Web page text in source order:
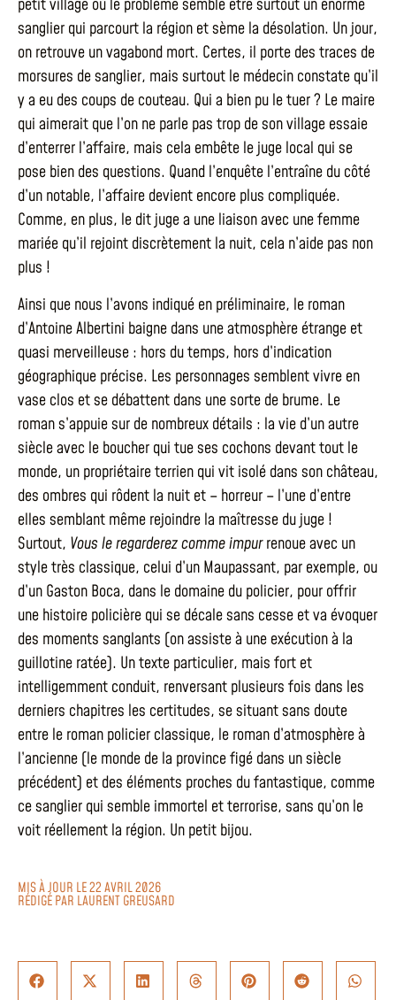
petit village où le problème semble être surtout un énorme
sanglier qui parcourt la région et sème la désolation. Un jour,
on retrouve un vagabond mort. Certes, il porte des traces de
morsures de sanglier, mais surtout le médecin constate qu’il
y a eu des coups de couteau. Qui a bien pu le tuer ? Le maire
qui aimerait que l’on ne parle pas trop de son village essaie
d’enterrer l’affaire, mais cela embête le juge local qui se
pose bien des questions. Quand l’enquête l’entraîne du côté
d’un notable, l’affaire devient encore plus compliquée.
Comme, en plus, le dit juge a une liaison avec une femme
mariée qu’il rejoint discrètement la nuit, cela n’aide pas non
plus !
Ainsi que nous l’avons indiqué en préliminaire, le roman
d’Antoine Albertini baigne dans une atmosphère étrange et
quasi merveilleuse : hors du temps, hors d’indication
géographique précise. Les personnages semblent vivre en
vase clos et se débattent dans une sorte de brume. Le
roman s’appuie sur de nombreux détails : la vie d’un autre
siècle avec le boucher qui tue ses cochons devant tout le
monde, un propriétaire terrien qui vit isolé dans son château,
des ombres qui rôdent la nuit et – horreur – l’une d’entre
elles semblant même rejoindre la maîtresse du juge !
Surtout, Vous le regarderez comme impurrenoue avec un
style très classique, celui d’un Maupassant, par exemple, ou
d’un Gaston Boca, dans le domaine du policier, pour offrir
une histoire policière qui se décale sans cesse et va évoquer
des moments sanglants (on assiste à une exécution à la
guillotine ratée). Un texte particulier, mais fort et
intelligemment conduit, renversant plusieurs fois dans les
derniers chapitres les certitudes, se situant sans doute
entre le roman policier classique, le roman d’atmosphère à
l’ancienne (le monde de la province figé dans un siècle
précédent) et des éléments proches du fantastique, comme
ce sanglier qui semble immortel et terrorise, sans qu’on le
voit réellement la région. Un petit bijou.
MIS À JOUR LE 22 AVRIL 2026
RÉDIGÉ PAR LAURENT GREUSARD